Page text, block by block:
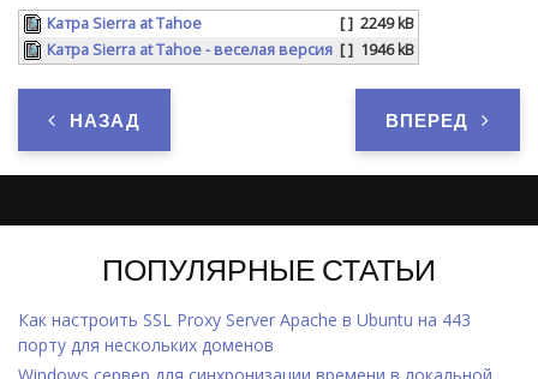
Катра Sierra at Tahoe [ ] 2249 kB
Катра Sierra at Tahoe - веселая версия [ ] 1946 kB
НАЗАД ВПЕРЕД
ПОПУЛЯРНЫЕ СТАТЬИ
Как настроить SSL Proxy Server Apache в Ubuntu на 443
порту для нескольких доменов